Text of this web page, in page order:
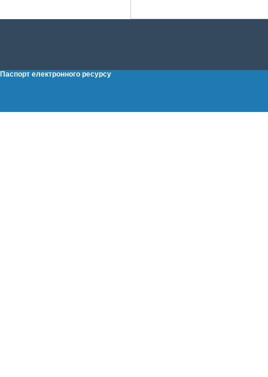
Паспорт електронного ресурсу